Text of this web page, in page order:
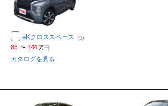
eKクロススペース (9)
85 〜 144 万円
カタログを見る